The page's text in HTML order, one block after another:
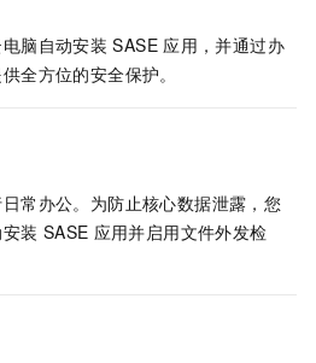
脑自动安装 SASE 应用，并通过办
全方位的安全保护。
常办公。为防止核心数据泄露，您
装 SASE 应用并启用文件外发检